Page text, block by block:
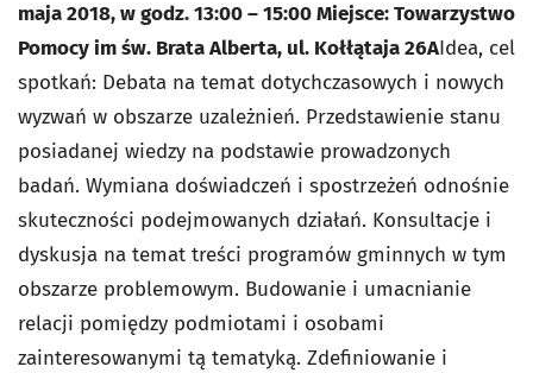
maja 2018, w godz. 13:00 – 15:00Miejsce: Towarzystwo
Pomocy im św. Brata Alberta, ul. Kołłątaja 26AIdea, cel
spotkań: Debata na temat dotychczasowych i nowych
wyzwań w obszarze uzależnień. Przedstawienie stanu
posiadanej wiedzy na podstawie prowadzonych
badań. Wymiana doświadczeń i spostrzeżeń odnośnie
skuteczności podejmowanych działań. Konsultacje i
dyskusja na temat treści programów gminnych w tym
obszarze problemowym. Budowanie i umacnianie
relacji pomiędzy podmiotami i osobami
zainteresowanymi tą tematyką. Zdefiniowanie i